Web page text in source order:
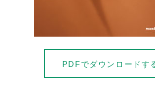
PDFでダウンロードす